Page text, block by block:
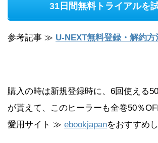
31日間無料トライアルを
参考記事 ≫ U-NEXT無料登録・解約方
購入の時は新規登録時に、6回使える
が貰えて、このヒーラーも全巻50％
愛用サイト ≫ ebookjapanをおすすめし